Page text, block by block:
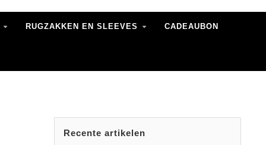
RUGZAKKEN EN SLEEVES CADEAUBON
Recente artikelen